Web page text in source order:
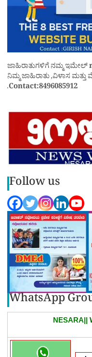
ಜಾಹಿರಾತುಗಳಿಗೆ ನಮ್ಮ ಇಮೇಲ್
ನಿಮ್ಮ ಜಾಹಿರಾತು ,ವಿಳಾಸ
.Contact:8496085912
Follow us
WhatsApp
NESARA||